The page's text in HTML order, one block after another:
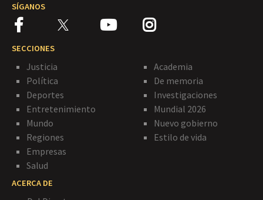
SÍGANOS
SECCIONES
Justicia
Política
Deportes
Entretenimiento
Mundo
Regiones
Empresas
Salud
Academia
De memoria
Investigaciones
Mundial 2026
Nuevo gobierno
Estilo de vida
ACERCA DE